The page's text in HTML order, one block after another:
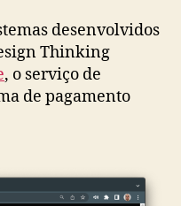
desenvolvidos
Thinking
, o serviço de
de pagamento